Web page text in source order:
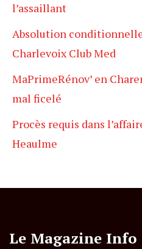
l’assaillant
Absolution
Charlevoix Club Med
MaPrimeRénov’ en
mal ficelé
Procès requis dans
Heaulme
Le Magazine Info